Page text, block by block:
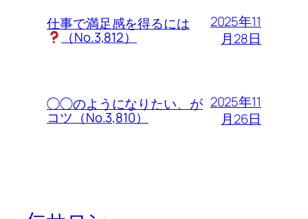
仕事で満足感を得るには
（No.3,812）
2025年11
月28日
◯◯のようになりたい、が
コツ（No.3,810）
2025年11
月26日